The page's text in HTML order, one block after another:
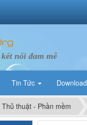
nối đam mê
Tin Tức Download
Thủ thuật - Phần mềm